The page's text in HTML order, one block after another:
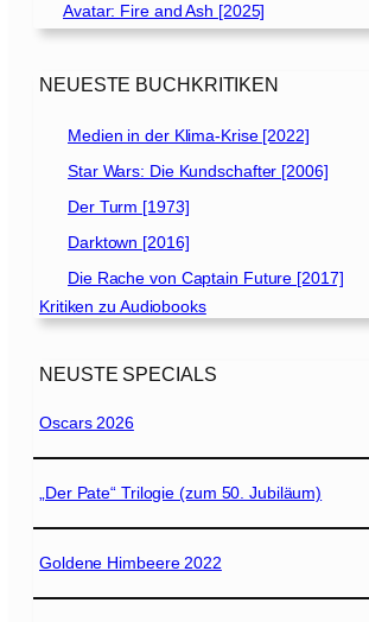
Avatar: Fire and Ash [2025]
NEUESTE BUCHKRITIKEN
Medien in der Klima-Krise [2022]
Star Wars: Die Kundschafter [2006]
Der Turm [1973]
Darktown [2016]
Die Rache von Captain Future [2017]
Kritiken zu Audiobooks
NEUSTE SPECIALS
Oscars 2026
„Der Pate“ Trilogie (zum 50. Jubiläum)
Goldene Himbeere 2022